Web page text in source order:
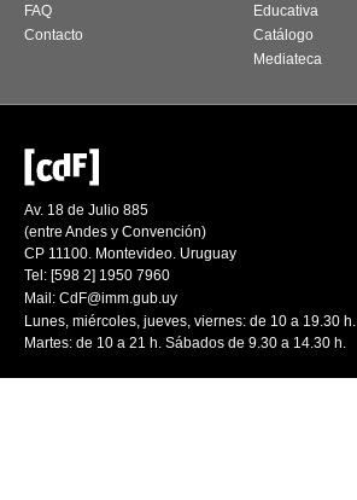
FAQ
Contacto
Educativa
Catálogo
Mediateca
Av. 18 de Julio 885
(entre Andes y Convención)
CP 11100. Montevideo. Uruguay
Tel: [598 2] 1950 7960
Mail: CdF@imm.gub.uy
Lunes, miércoles, jueves, viernes: de 10 a 19.30 h.
Martes: de 10 a 21 h. Sábados de 9.30 a 14.30 h.